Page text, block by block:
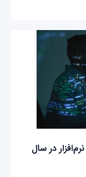
در سال